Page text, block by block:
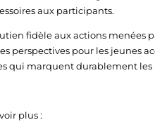
aux participants.
fidèle aux actions menées
perspectives pour les jeunes
qui marquent durablement les
plus :